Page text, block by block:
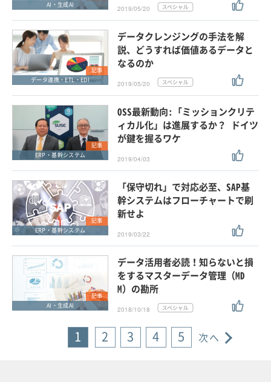
AI・生成AI
2019/05/20
記事
データ連携・ETL・EDI
データクレンジングの手法を解
説、どうすれば価値あるデータと
なるのか
2019/05/20
記事
ERP・基幹システム
OSS最新動向:「ミッションクリテ
ィカル化」は進展するか？ ドイツ
が鍵を握るワケ
2019/04/03
記事
ERP・基幹システム
「保守切れ」で対応必至、SAP基
幹システムはフローチャートで刷
新せよ
2019/03/22
記事
AI・生成AI
データ活用者必読！知らないと損
をするマスターデータ管理（MD
M）の勘所
2018/10/18
1 2 3 4 5 次へ